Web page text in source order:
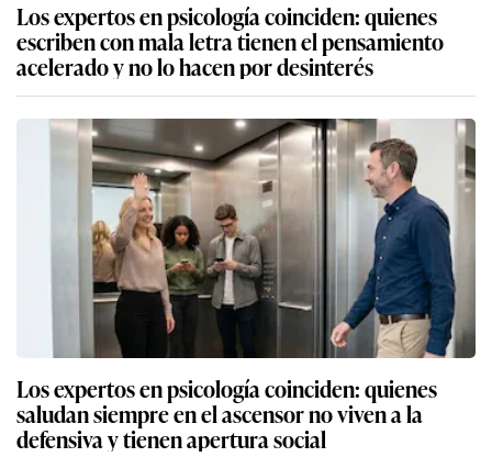
Los expertos en psicología coinciden: quienes
escriben con mala letra tienen el pensamiento
acelerado y no lo hacen por desinterés
Los expertos en psicología coinciden: quienes
saludan siempre en el ascensor no viven a la
defensiva y tienen apertura social